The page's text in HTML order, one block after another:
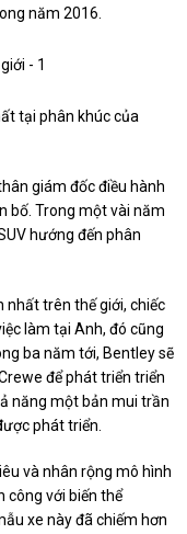
năm 2016.
tại phân khúc của
giám đốc điều hành
bố. Trong một vài năm
hướng đến phân
nhất trên thế giới, chiếc
làm tại Anh, đó cũng
ba năm tới, Bentley sẽ
để phát triển triển
năng một bản mui trần
phát triển.
và nhân rộng mô hình
công với biến thể
xe này đã chiếm hơn